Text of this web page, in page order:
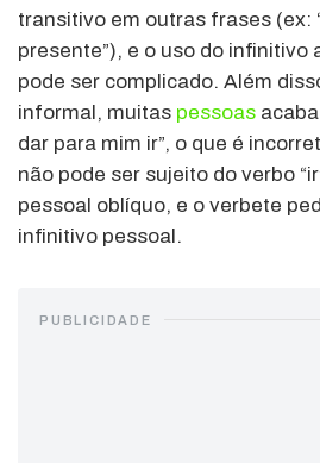
transitivo em outras frases (ex:
presente”), e o uso do infinitivo
pode ser complicado. Além
informal, muitas pessoas
dar para mim ir”, o que é
não pode ser sujeito do verbo
pessoal oblíquo, e o verbete
infinitivo pessoal.
PUBLICIDADE